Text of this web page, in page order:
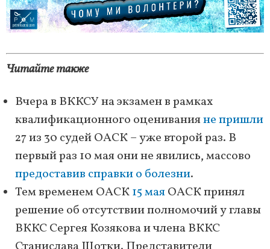
Читайте также
Вчера в ВККСУ на экзамен в рамках
квалификационного оцениванияне пришли
27 из 30 судей ОАСК – уже второй раз. В
первый раз 10 мая они не явились, массово
предоставив справки о болезни.
Тем временем ОАСК15 маяОАСК принял
решение об отсутствии полномочий у главы
ВККС Сергея Козякова и члена ВККС